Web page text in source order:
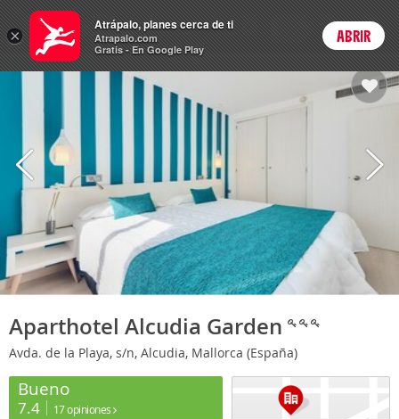
Hoteles Precios en
ARSCambiar moneda
Login
Aparthotel Alcudia Garden
Avda. de la Playa, s/n, Alcudia, Mallorca (España)
Bueno
7.4 17 opiniones
×
Atrápalo, planes cerca de ti
Atrapalo.com
Gratis - En Google Play
ABRIR